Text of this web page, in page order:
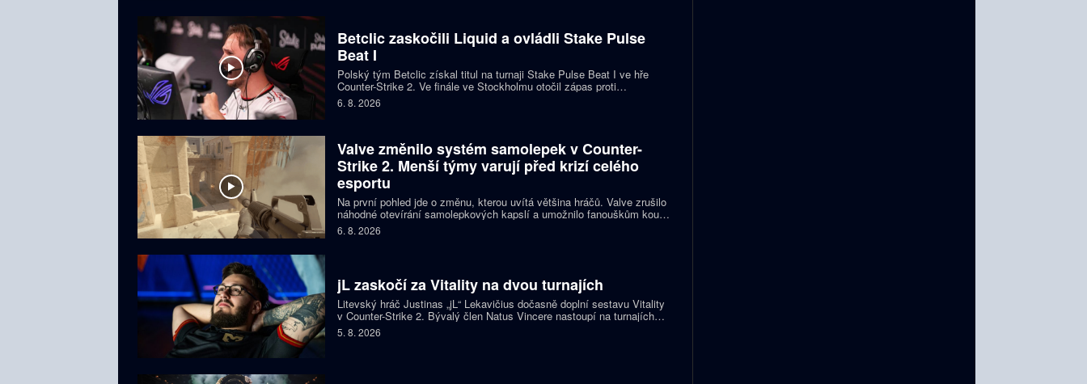
Betclic zaskočili Liquid a ovládli Stake Pulse
Beat I
Polský tým Betclic získal titul na turnaji Stake Pulse Beat I ve hře
Counter-Strike 2. Ve finále ve Stockholmu otočil zápas proti
favorizovaným Liquid a zvítězil 2:1 na mapy.
6. 8. 2026
Valve změnilo systém samolepek v Counter-
Strike 2. Menší týmy varují před krizí celého
esportu
Na první pohled jde o změnu, kterou uvítá většina hráčů. Valve zrušilo
náhodné otevírání samolepkových kapslí a umožnilo fanouškům koupit
si přímo samolepku svého oblíbeného týmu nebo hráče. Podle řady
organizací ale nový systém dramaticky snižuje jejich příjmy a může
6. 8. 2026
jL zaskočí za Vitality na dvou turnajích
Litevský hráč Justinas „jL“ Lekavičius dočasně doplní sestavu Vitality
v Counter-Strike 2. Bývalý člen Natus Vincere nastoupí na turnajích
BLAST Open Porto a PGL Masters Bucharest.
5. 8. 2026